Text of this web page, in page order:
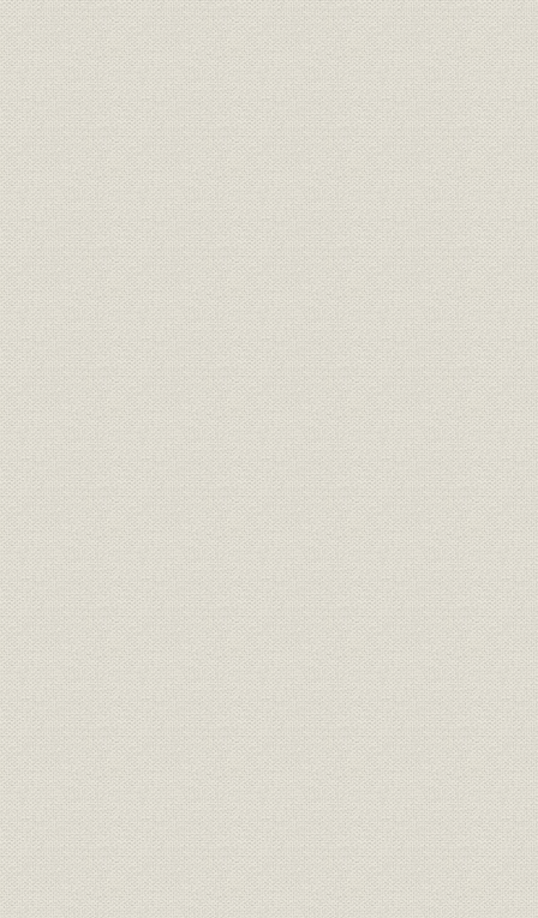
経営 三井家仮評議会議事録
年五月三
経営;規則 三井組 諸規則留(抄) 明治廿六
財務・業績
明治廿五年下半季 大元方勘定目
録
明治廿五
財務・業績 物産会社営業実況報告并意見書 明治二四
経営
三井物産会社改革将来必要之廉
明治二四年
事業所;経営
三井物産会社本支店将来営業科
目
明治二四年
経営 三井鉱山会社創立趣意書 明治二四年
経営 三井鉱山合資会社創立手続 明治二五年
定款 有限責任三井鉱山合資会社定款 明治二五
財務・業績
三井鉱山合資会社 明治廿五年下
季営業報告
明治二六
組織 明治二四年 三越呉服店改革書類 明治二四年
組織 三越呉服店改正手続 明治廿五
経営 三越呉服店宛 大元方ヨリ達書 明治二六
組織
三井各商店ヲ合名会社ノ組織ニ
スル事
明治二六